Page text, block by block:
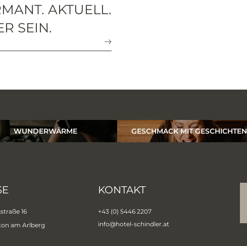
AKTUELL.
SEIN.
WUNDERWÄRME GESCHMACK MIT GESCHICHTEN
16
am Arlberg
KONTAKT
+43 (0) 5446 2207
info@hotel-schindler.at